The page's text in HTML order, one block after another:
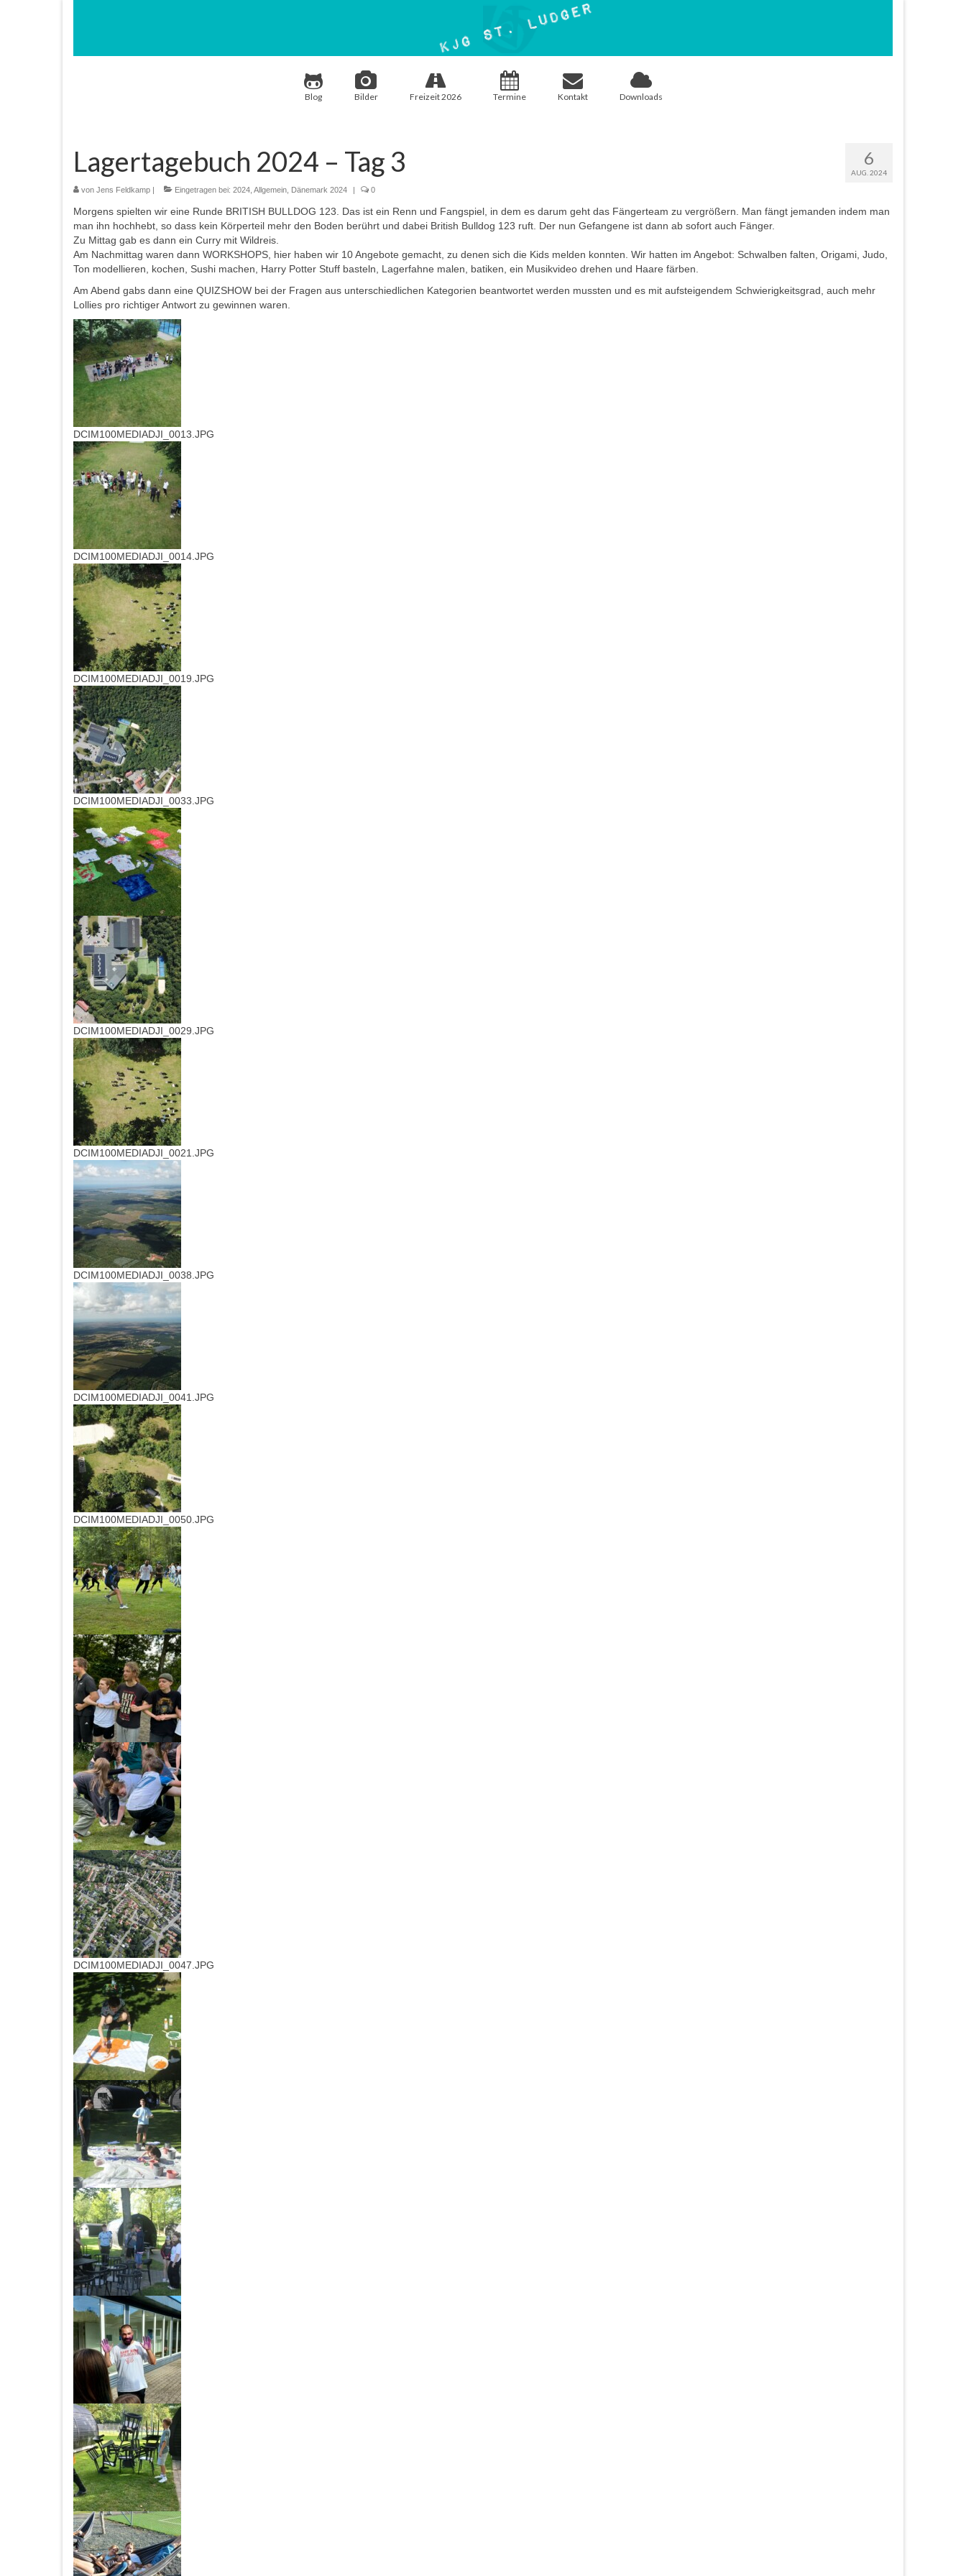
Blog Bilder Freizeit 2026 Termine Kontakt Downloads
6
AUG. 2024
Lagertagebuch 2024 – Tag 3
von Jens Feldkamp | Eingetragen bei: 2024 Allgemein Dänemark 2024 | 0
Morgens spielten wir eine Runde BRITISH BULLDOG 123. Das ist ein Renn und Fangspiel, in dem es darum geht das Fängerteam zu vergrößern. Man fängt jemanden indem man
man ihn hochhebt, so dass kein Körperteil mehr den Boden berührt und dabei British Bulldog 123 ruft. Der nun Gefangene ist dann ab sofort auch Fänger.
Zu Mittag gab es dann ein Curry mit Wildreis.
Am Nachmittag waren dann WORKSHOPS, hier haben wir 10 Angebote gemacht, zu denen sich die Kids melden konnten. Wir hatten im Angebot: Schwalben falten, Origami, Judo,
Ton modellieren, kochen, Sushi machen, Harry Potter Stuff basteln, Lagerfahne malen, batiken, ein Musikvideo drehen und Haare färben.
Am Abend gabs dann eine QUIZSHOW bei der Fragen aus unterschiedlichen Kategorien beantwortet werden mussten und es mit aufsteigendem Schwierigkeitsgrad, auch mehr
Lollies pro richtiger Antwort zu gewinnen waren.
DCIM100MEDIADJI_0013.JPG
DCIM100MEDIADJI_0014.JPG
DCIM100MEDIADJI_0019.JPG
DCIM100MEDIADJI_0033.JPG
DCIM100MEDIADJI_0029.JPG
DCIM100MEDIADJI_0021.JPG
DCIM100MEDIADJI_0038.JPG
DCIM100MEDIADJI_0041.JPG
DCIM100MEDIADJI_0050.JPG
DCIM100MEDIADJI_0047.JPG